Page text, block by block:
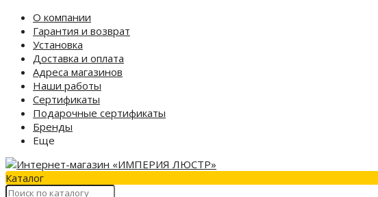
О компании
Гарантия и возврат
Установка
Доставка и оплата
Адреса магазинов
Наши работы
Сертификаты
Подарочные сертификаты
Бренды
Еще
Каталог